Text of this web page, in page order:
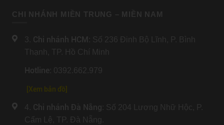
CHI NHÁNH MIỀN TRUNG – MIỀN NAM
3. Chi nhánh HCM : Số 236 Đinh Bộ Lĩnh, P. Bình
Thạnh, TP. Hồ Chí Minh
Hotline: 0392.662.979
[Xem bản đồ]
4. Chi nhánh Đà Nẵng: Số 204 Lương Nhữ Hộc, P.
Cẩm Lệ, TP. Đà Nẵng.